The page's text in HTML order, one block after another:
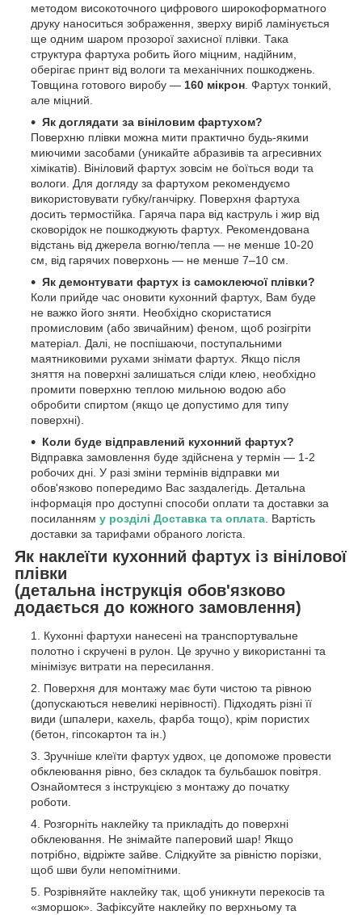
методом високоточного цифрового широкоформатного
друку наноситься зображення, зверху виріб ламінується
ще одним шаром прозорої захисної плівки. Така
структура фартуха робить його міцним, надійним,
оберігає принт від вологи та механічних пошкоджень.
Товщина готового виробу — 160 мікрон . Фартух тонкий,
але міцний.
Як доглядати за вініловим фартухом?
Поверхню плівки можна мити практично будь-якими
миючими засобами (уникайте абразивів та агресивних
хімікатів). Вініловий фартух зовсім не боїться води та
вологи. Для догляду за фартухом рекомендуємо
використовувати губку/ганчірку. Поверхня фартуха
досить термостійка. Гаряча пара від каструль і жир від
сковорідок не пошкоджують фартух. Рекомендована
відстань від джерела вогню/тепла — не менше 10-20
см, від гарячих поверхонь — не менше 7–10 см.
Як демонтувати фартух із самоклеючої плівки?
Коли прийде час оновити кухонний фартух, Вам буде
не важко його зняти. Необхідно скористатися
промисловим (або звичайним) феном, щоб розігріти
матеріал. Далі, не поспішаючи, поступальними
маятниковими рухами знімати фартух. Якщо після
зняття на поверхні залишаться сліди клею, необхідно
промити поверхню теплою мильною водою або
обробити спиртом (якщо це допустимо для типу
поверхні).
Коли буде відправлений кухонний фартух?
Відправка замовлення буде здійснена у термін — 1-2
робочих дні. У разі зміни термінів відправки ми
обов'язково попередимо Вас заздалегідь. Детальна
інформація про доступні способи оплати та доставки за
посиланням у розділі Доставка та оплата . Вартість
доставки за тарифами обраного логіста.
Як наклеїти кухонний фартух із вінілової
плівки
(детальна інструкція обов'язково
додається до кожного замовлення)
Кухонні фартухи нанесені на транспортувальне
полотно і скручені в рулон. Це зручно у використанні та
мінімізує витрати на пересилання.
Поверхня для монтажу має бути чистою та рівною
(допускаються невеликі нерівності). Підходять різні її
види (шпалери, кахель, фарба тощо), крім пористих
(бетон, гіпсокартон та ін.)
Зручніше клеїти фартух удвох, це допоможе провести
обклеювання рівно, без складок та бульбашок повітря.
Ознайомтеся з інструкцією з монтажу до початку
роботи.
Розгорніть наклейку та прикладіть до поверхні
обклеювання. Не знімайте паперовий шар! Якщо
потрібно, відріжте зайве. Слідкуйте за рівністю порізки,
щоб шви були непомітними.
Розрівняйте наклейку так, щоб уникнути перекосів та
«зморшок». Зафіксуйте наклейку по верхньому та